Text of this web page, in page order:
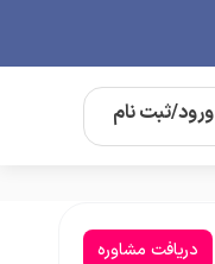
ورود/ثبت نام
دریافت مشاوره